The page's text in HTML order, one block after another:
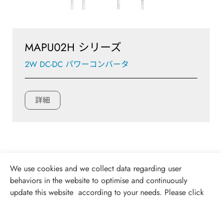
MAPU02H シリーズ
2W DC-DC パワーコンバータ
詳細
We use cookies and we collect data regarding user
behaviors in the website to optimise and continuously
update this website according to your needs. Please click